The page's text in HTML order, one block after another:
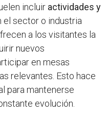
incluir actividades y
el sector o industria
a los visitantes la
nuevos
en mesas
relevantes. Esto hace
para mantenerse
evolución.